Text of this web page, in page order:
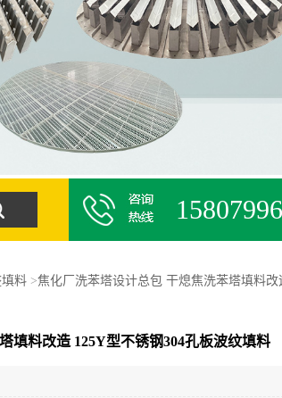
料>焦化厂洗苯塔设计总包 干熄焦洗苯塔填料
填料改造 125Y型不锈钢304孔板波纹填料